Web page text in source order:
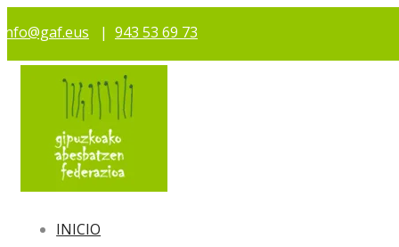
info@gaf.eus | 943 53 69 73
INICIO